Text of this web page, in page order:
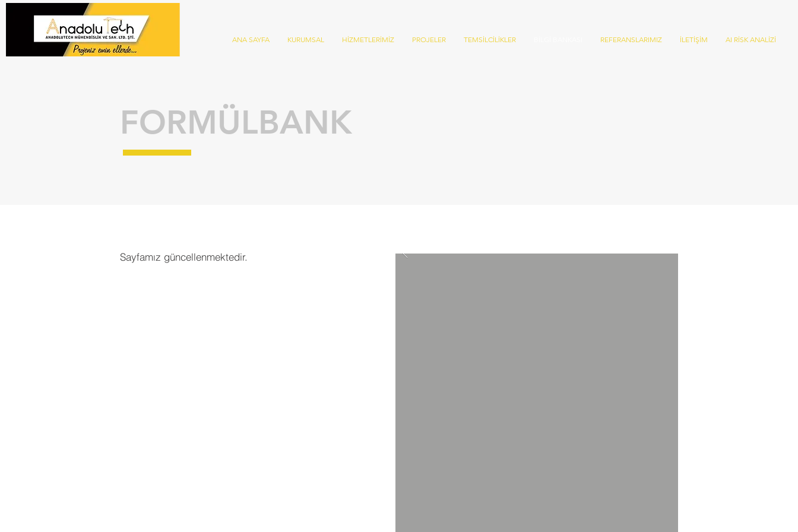
ANA SAYFA KURUMSAL HİZMETLERİMİZ PROJELER TEMSİLCİLİKLER REFERANSLARIMIZ İLETİŞİM AI RİSK ANALİZİ
FORMÜLBANK
Sayfamız güncellenmektedir.